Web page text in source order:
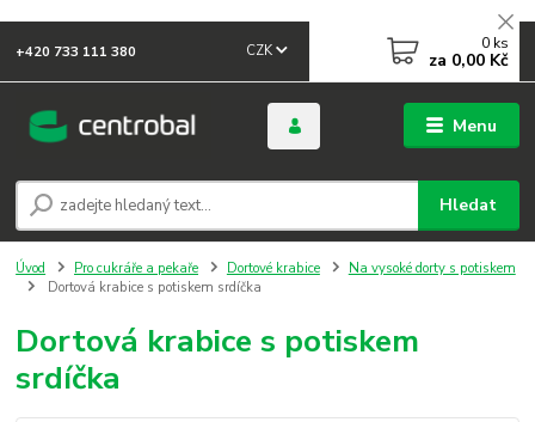
Menu
CZK
Hledat
+420 733 111 380 0 ks
za 0,00 Kč
Úvod Pro cukráře a pekaře Dortové krabice
Na vysoké dorty s potiskem
Dortová krabice s potiskem srdíčka
Dortová krabice s potiskem
srdíčka